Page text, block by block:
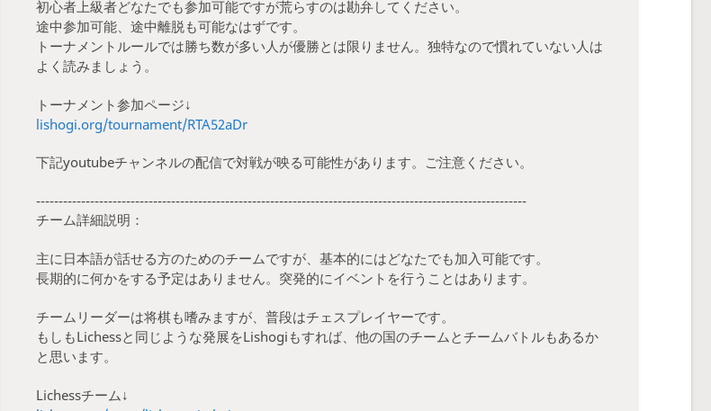
初心者上級者どなたでも参加可能ですが荒らすのは勘弁してください。
途中参加可能、途中離脱も可能なはずです。
トーナメントルールでは勝ち数が多い人が優勝とは限りません。独特なので慣れていない人は
よく読みましょう。
トーナメント参加ページ↓
lishogi.org/tournament/RTA52aDr
下記youtubeチャンネルの配信で対戦が映る可能性があります。ご注意ください。
-------------------------------------------------------------------------------------------------------------
チーム詳細説明：
主に日本語が話せる方のためのチームですが、基本的にはどなたでも加入可能です。
長期的に何かをする予定はありません。突発的にイベントを行うことはあります。
チームリーダーは将棋も嗜みますが、普段はチェスプレイヤーです。
もしもLichessと同じような発展をLishogiもすれば、他の国のチームとチームバトルもあるか
と思います。
Lichessチーム↓